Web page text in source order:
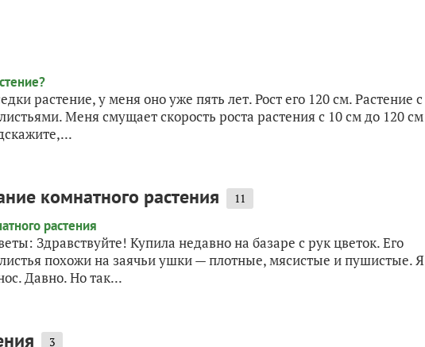
растение, у меня оно уже пять лет. Рост его 120 см. Растение с
Меня смущает скорость роста растения с 10 см до 120 см
комнатного растения 11
Здравствуйте! Купила недавно на базаре с рук цветок. Его
похожи на заячьи ушки — плотные, мясистые и пушистые. Я
Давно. Но так...
3